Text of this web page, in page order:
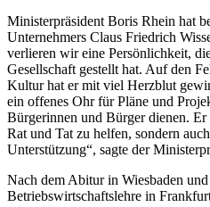
Ministerpräsident Boris Rhein hat
Unternehmers Claus Friedrich
verlieren wir eine Persönlichkeit,
Gesellschaft gestellt hat. Auf den
Kultur hat er mit viel Herzblut
ein offenes Ohr für Pläne und
Bürgerinnen und Bürger dienen.
Rat und Tat zu helfen, sondern
Unterstützung“, sagte der
Nach dem Abitur in Wiesbaden
Betriebswirtschaftslehre in